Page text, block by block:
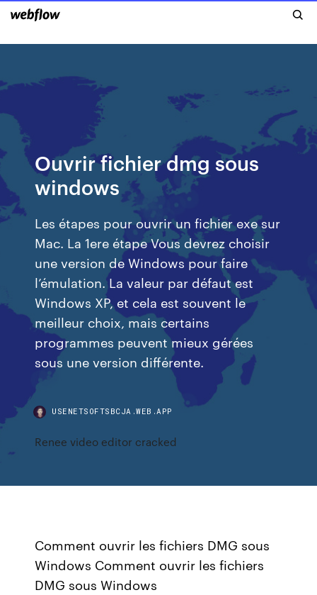
Ouvrir fichier dmg sous
windows
Les étapes pour ouvrir un fichier exe sur
Mac. La 1ere étape Vous devrez choisir
une version de Windows pour faire
l’émulation. La valeur par défaut est
Windows XP, et cela est souvent le
meilleur choix, mais certains
programmes peuvent mieux gérées
sous une version différente.
USENETSOFTSBCJA.WEB.APP
Renee video editor cracked
Comment ouvrir les fichiers DMG sous
Windows Comment ouvrir les fichiers
DMG sous Windows